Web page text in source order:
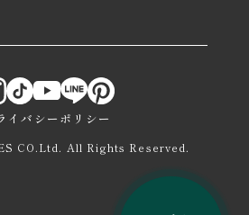
イバシーポリシー
CO.Ltd. All Rights Reserved.